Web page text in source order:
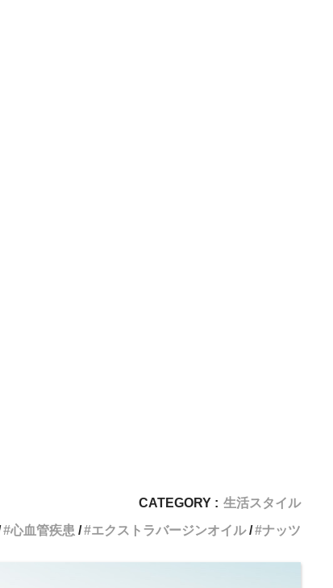
CATEGORY : 生活スタイル
心血管疾患 エクストラバージンオイル ナッツ